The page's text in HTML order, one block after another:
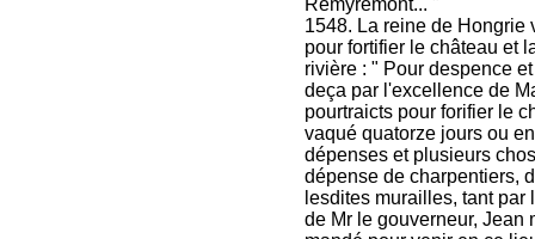
Remyremont... "
1548. La reine de Hongrie
pour fortifier le château et
rivière : " Pour despence
deça par l'excellence de
pourtraicts pour forifier le
vaqué quatorze jours ou
dépenses et plusieurs
dépense de charpentiers,
lesdites murailles, tant
de Mr le gouverneur, Jean